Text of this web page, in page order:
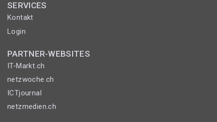
SERVICES
Kontakt
Login
PARTNER-WEBSITES
IT-Markt.ch
netzwoche.ch
ICTjournal
netzmedien.ch